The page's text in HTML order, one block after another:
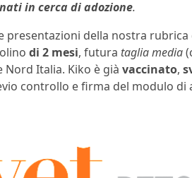
in cerca di adozione.
presentazioni della nostra
di 2 mesi, futura taglia media
Italia. Kiko è già vaccinato,
controllo e firma del modulo di